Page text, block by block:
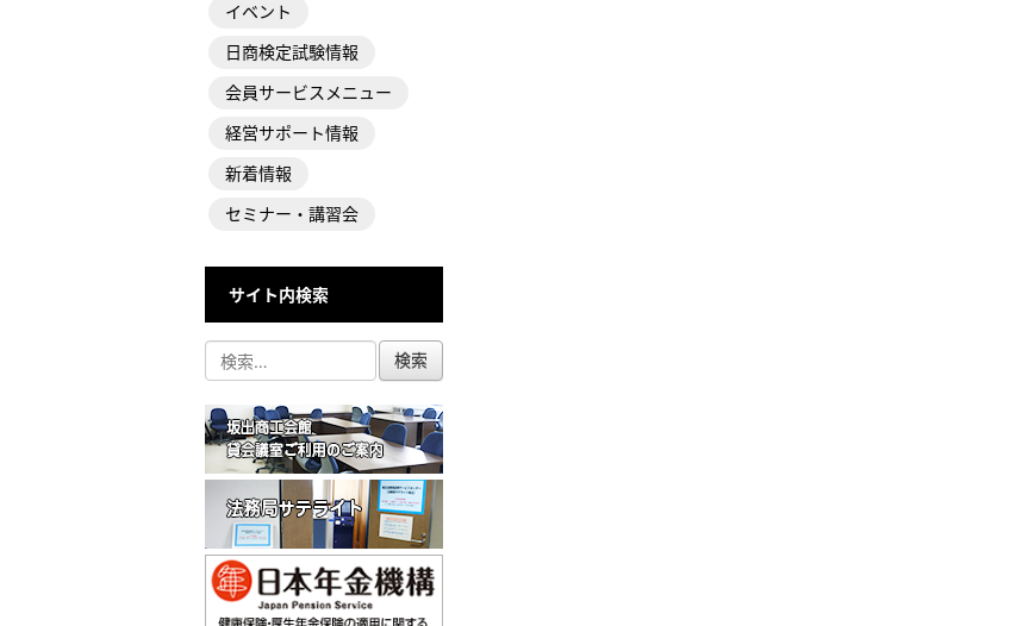
イベント
日商検定試験情報
会員サービスメニュー
経営サポート情報
新着情報
セミナー・講習会
サイト内検索